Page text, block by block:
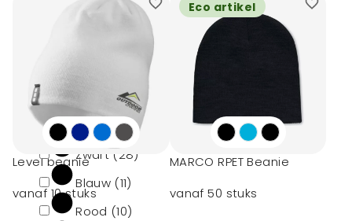
Kleur
Wit (10)
Zwart (28)
Blauw (11)
Rood (10)
Level beanie
vanaf 10 stuks
Eco artikel
MARCO RPET Beanie
vanaf 50 stuks